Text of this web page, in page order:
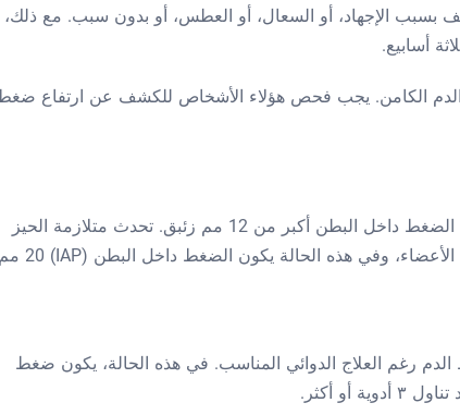
بسبب الإجهاد، أو السعال، أو العطس، أو بدون سبب. مع ذلك،
أسابيع.
الدم الكامن. يجب فحص هؤلاء الأشخاص للكشف عن ارتفاع
تحدث متلازمة الحيز
البطني (ACS) عندما يصاحب ILD خلل في وظائف الأعضاء، وفي هذه الحالة يكون الضغط داخل البطن (IAP) 20 مم
رغم العلاج الدوائي المناسب. في هذه الحالة، يكون ضغط